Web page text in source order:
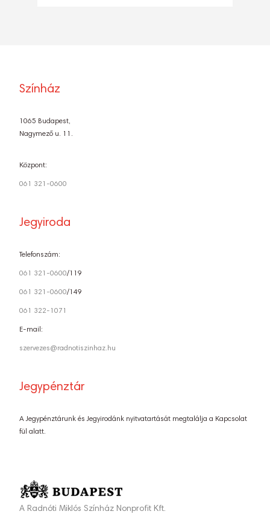
Színház
1065 Budapest,
Nagymező u. 11.
Központ:
061 321-0600
Jegyiroda
Telefonszám:
061 321-0600/119
061 321-0600/149
061 322-1071
E-mail:
szervezes@radnotiszinhaz.hu
Jegypénztár
A Jegypénztárunk és Jegyirodánk nyitvatartását megtalálja a Kapcsolat
fül alatt.
A Radnóti Miklós Színház Nonprofit Kft.